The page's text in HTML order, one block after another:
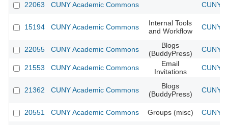
22063 CUNY Academic Commons CUNY
15194 CUNY Academic Commons
Internal Tools
and Workflow
CUNY
22055 CUNY Academic Commons
Blogs
(BuddyPress)
CUNY
21553 CUNY Academic Commons
Email
Invitations
CUNY
21362 CUNY Academic Commons
Blogs
(BuddyPress)
CUNY
20551 CUNY Academic Commons Groups (misc) CUNY